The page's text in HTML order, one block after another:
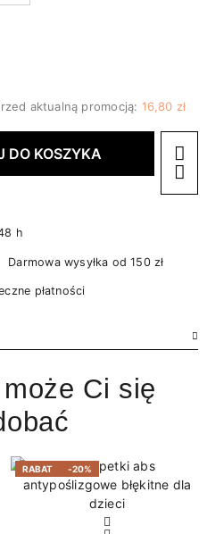
aktualną promocją: 16,80 zł
DO KOSZYKA
h
Darmowa wysyłka od 150 zł
płatności
Ci się
RABAT -20%